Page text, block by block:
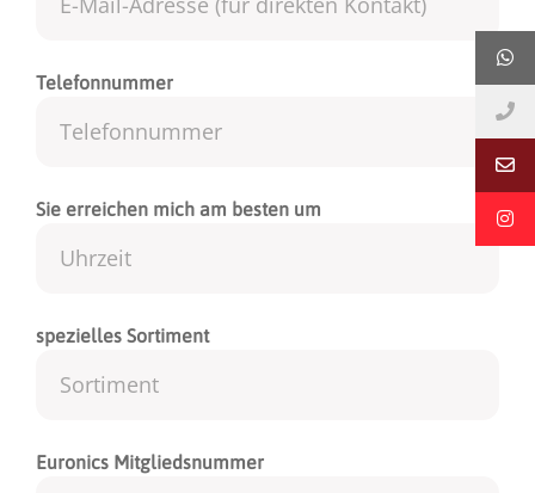
Telefonnummer
Sie erreichen mich am besten um
spezielles Sortiment
Euronics Mitgliedsnummer